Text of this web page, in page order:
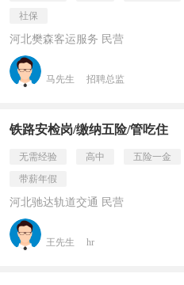
社保
河北樊森客运服务 民营
马先生 招聘总监
铁路安检岗/缴纳五险/管吃住
无需经验 高中 五险一金
带薪年假
河北驰达轨道交通 民营
王先生 hr